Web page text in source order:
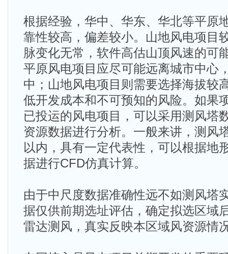
根据经验，华中、华东、华北等平原
靠性较高，偏差较小。山地风电项目
脉变化无常，软件高估山顶风速的可
平原风电项目应尽可能远离城市中心
中；山地风电项目则需要选择海拔较
低开发成本和不可预知的风险。如果
已投运的风电项目，可以采用测风塔
资源数据进行分析。一般来讲，测风
以内，具有一定代表性，可以根据地
据进行CFD仿真计算。
由于中尺度数据准确性远不如测风塔
据仅供前期选址评估，确定拟选区域
雷达测风，真实反映本区域风资源情